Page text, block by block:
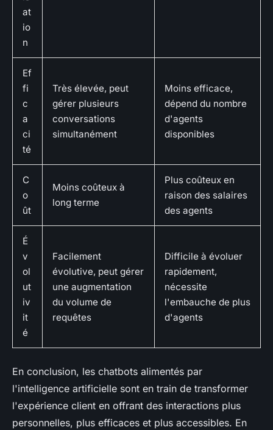
at
io
n
Ef
fi
c
a
ci
té
Très élevée, peut
gérer plusieurs
conversations
simultanément
Moins efficace,
dépend du nombre
d'agents
disponibles
C
o
ût
Moins coûteux à
long terme
Plus coûteux en
raison des salaires
des agents
É
v
ol
ut
iv
it
é
Facilement
évolutive, peut gérer
une augmentation
du volume de
requêtes
Difficile à évoluer
rapidement,
nécessite
l'embauche de plus
d'agents
En conclusion, les chatbots alimentés par
l'intelligence artificielle sont en train de transformer
l'expérience client en offrant des interactions plus
personnelles, plus efficaces et plus accessibles. En